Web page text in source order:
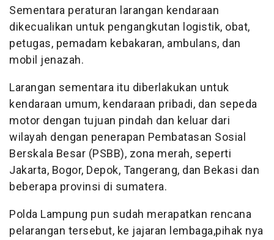
Sementara peraturan larangan kendaraan
dikecualikan untuk pengangkutan logistik, obat,
petugas, pemadam kebakaran, ambulans, dan
mobil jenazah.
Larangan sementara itu diberlakukan untuk
kendaraan umum, kendaraan pribadi, dan sepeda
motor dengan tujuan pindah dan keluar dari
wilayah dengan penerapan Pembatasan Sosial
Berskala Besar (PSBB), zona merah, seperti
Jakarta, Bogor, Depok, Tangerang, dan Bekasi dan
beberapa provinsi di sumatera.
Polda Lampung pun sudah merapatkan rencana
pelarangan tersebut, ke jajaran lembaga,pihak nya